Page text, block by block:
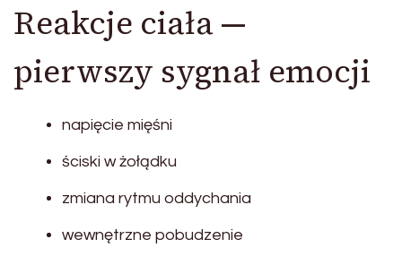
Reakcje ciała —
pierwszy sygnał emocji
napięcie mięśni
ściski w żołądku
zmiana rytmu oddychania
wewnętrzne pobudzenie